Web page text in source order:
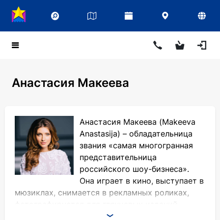
Анастасия Макеева
Анастасия Макеева (Makeeva
Anastasija) – обладательница
звания «самая многогранная
представительница
российского шоу-бизнеса».
Она играет в кино, выступает в
мюзиклах, снимается в рекламных роликах,
обладает превосходными вокальными